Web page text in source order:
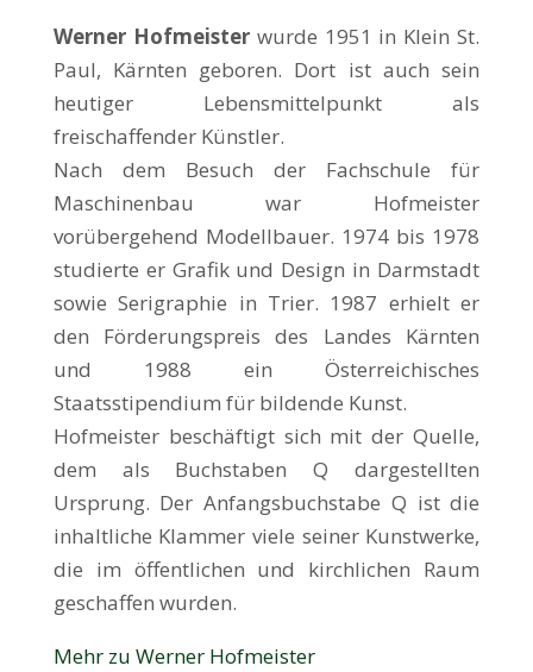
Werner Hofmeisterwurde 1951 in Klein St.
Paul, Kärnten geboren. Dort ist auch sein
heutiger Lebensmittelpunkt als
freischaffender Künstler.
Nach dem Besuch der Fachschule für
Maschinenbau war Hofmeister
vorübergehend Modellbauer. 1974 bis 1978
studierte er Grafik und Design in Darmstadt
sowie Serigraphie in Trier. 1987 erhielt er
den Förderungspreis des Landes Kärnten
und 1988 ein Österreichisches
Staatsstipendium für bildende Kunst.
Hofmeister beschäftigt sich mit der Quelle,
dem als Buchstaben Q dargestellten
Ursprung. Der Anfangsbuchstabe Q ist die
inhaltliche Klammer viele seiner Kunstwerke,
die im öffentlichen und kirchlichen Raum
geschaffen wurden.
Mehr zu Werner Hofmeister